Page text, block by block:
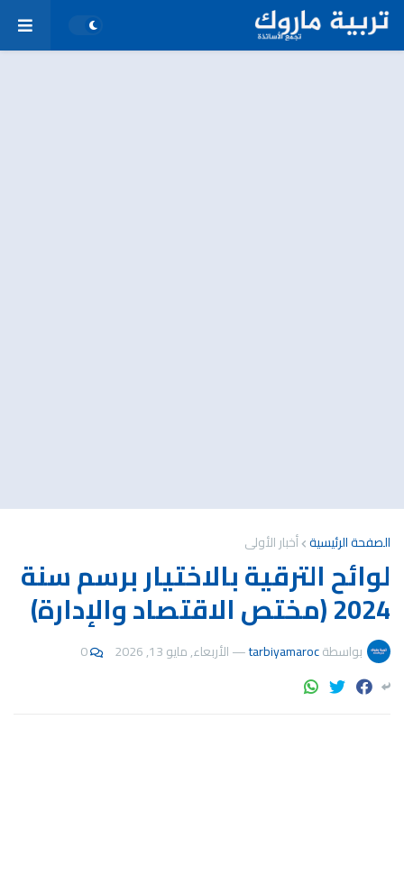
الصفحة الرئيسية أخبار الأولى
لوائح الترقية بالاختيار برسم سنة
2024 (مختص الاقتصاد والإدارة)
بواسطةtarbiyamaroc
—الأربعاء, مايو 13, 2026 0